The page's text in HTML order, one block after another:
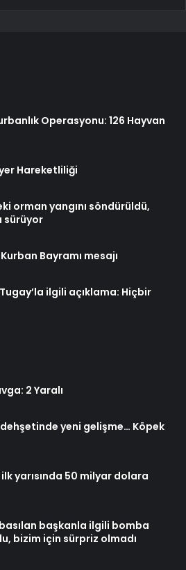
Operasyonu: 126 Hayvan
Hareketliliği
orman yangını söndürüldü,
sürüyor
Bayramı mesajı
ilgili açıklama: Hiçbir
2 Yaralı
yeni gelişme… Köpek
ilk yarısında 50 milyar dolara
başkanla ilgili bomba
bizim için sürpriz olmadı